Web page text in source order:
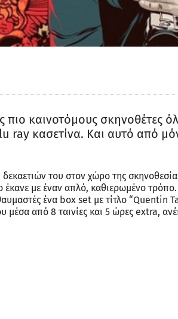
πιο καινοτόμους σκηνοθέτες
ray κασετίνα. Και αυτό από
δεκαετιών του στον χώρο της
έκανε με έναν απλό, καθιερωμένο
ένα box set με τίτλο “Quentin
μέσα από 8 ταινίες και 5 ώρες extra,